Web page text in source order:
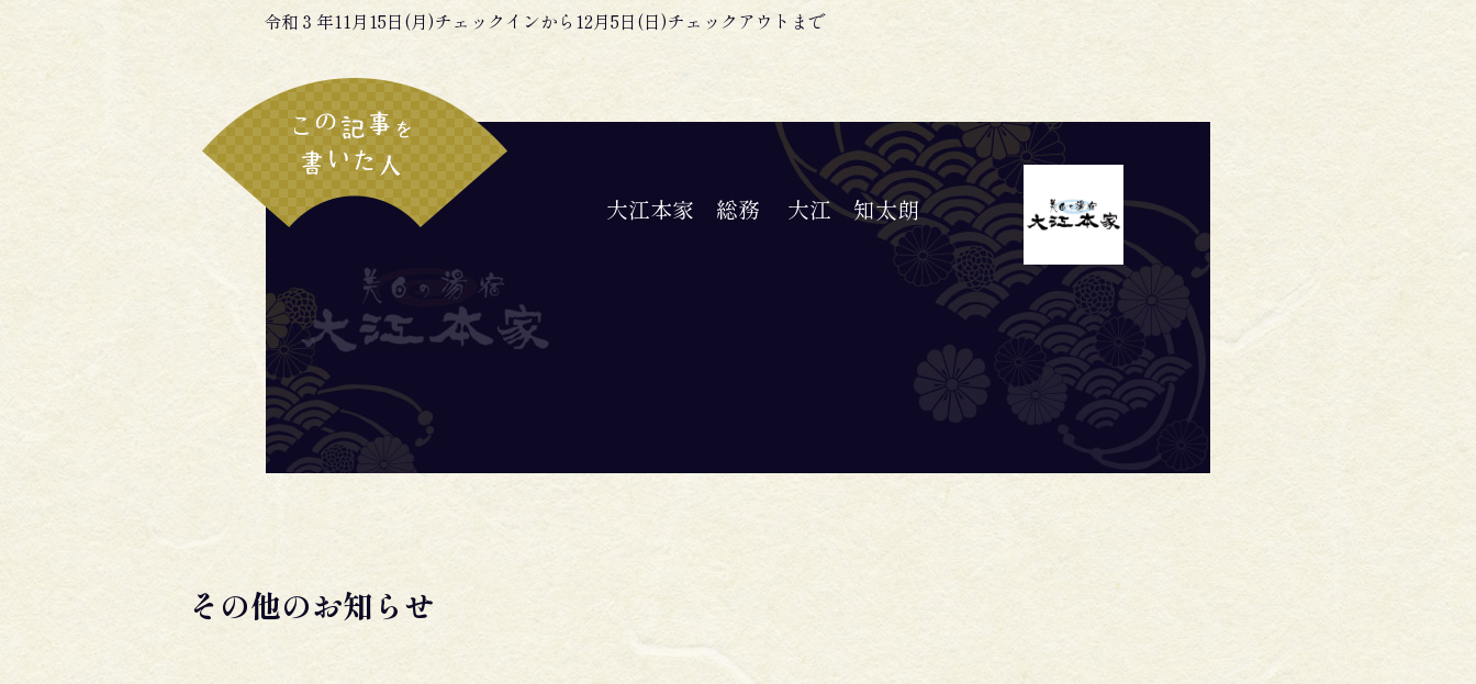
令和３年11月15日(月)チェックインから12月5日(日)チェックアウトまで
大江本家 総務 大江 知太朗
その他のお知らせ